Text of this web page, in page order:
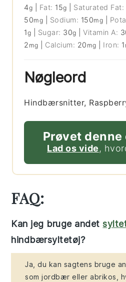
4g Fat: 15g Saturated Fat:
50mg Sodium: 150mg
1g Sugar: 30g |Vitamin A:
2 mg Calcium: 20 mg Iron: 1
Nøgleord
Hindbærsnitter,
Prøvet
Lad os vide,
FAQ:
Kan jeg bruge andet
hindbærsyltetøj?
Ja, du kan sagtens bruge
som jordbær eller abrikos,